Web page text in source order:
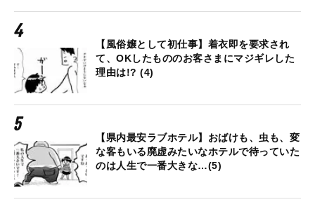
【風俗嬢として初仕事】着衣即を要求され
て、OKしたもののお客さまにマジギレした
理由は!? (4)
【県内最安ラブホテル】おばけも、虫も、変
な客もいる廃虚みたいなホテルで待っていた
のは人生で一番大きな…(5)